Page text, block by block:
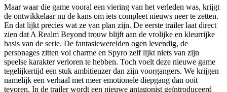
Maar waar die game vooral een viering van het verleden was, krijgt
de ontwikkelaar nu de kans om iets compleet nieuws neer te zetten.
En dat lijkt precies wat ze van plan zijn. De eerste trailer laat direct
zien dat A Realm Beyond trouw blijft aan de vrolijke en kleurrijke
basis van de serie. De fantasiewerelden ogen levendig, de
personages zitten vol charme en Spyro zelf lijkt niets van zijn
speelse karakter verloren te hebben. Toch voelt deze nieuwe game
tegelijkertijd een stuk ambitieuzer dan zijn voorgangers. We krijgen
namelijk een verhaal met meer emotionele diepgang dan ooit
tevoren. In de trailer wordt een nieuwe antagonist geïntroduceerd